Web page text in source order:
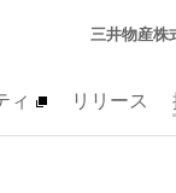
ィ リリース
三井物産株